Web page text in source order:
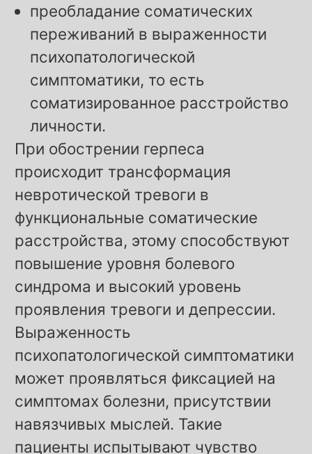
преобладание соматических
переживаний в выраженности
психопатологической
симптоматики, то есть
соматизированное расстройство
личности.
При обострении герпеса
происходит трансформация
невротической тревоги в
функциональные соматические
расстройства, этому способствуют
повышение уровня болевого
синдрома и высокий уровень
проявления тревоги и депрессии.
Выраженность
психопатологической симптоматики
может проявляться фиксацией на
симптомах болезни, присутствии
навязчивых мыслей. Такие
пациенты испытывают чувство